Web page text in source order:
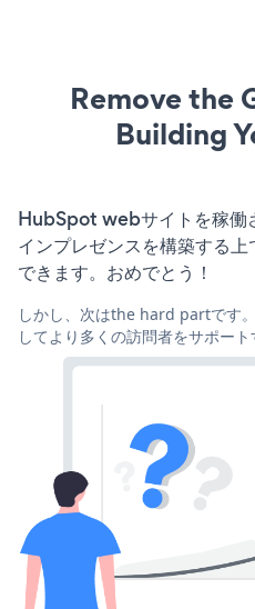
Remove the
Building
HubSpot webサイトを稼働
インプレゼンスを構築する
できます。おめでとう！
しかし、次はthe hard partです
してより多くの訪問者をサポート